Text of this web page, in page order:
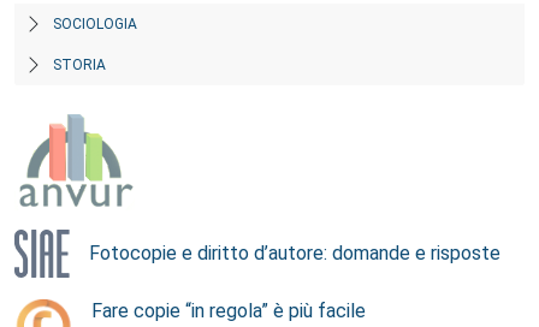
SOCIOLOGIA
STORIA
Fotocopie e diritto d’autore: domande e risposte
Fare copie “in regola” è più facile